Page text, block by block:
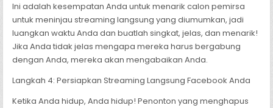
Ini adalah kesempatan Anda untuk menarik calon pemirsa
untuk meninjau streaming langsung yang diumumkan, jadi
luangkan waktu Anda dan buatlah singkat, jelas, dan menarik!
Jika Anda tidak jelas mengapa mereka harus bergabung
dengan Anda, mereka akan mengabaikan Anda.
Langkah 4: Persiapkan Streaming Langsung Facebook Anda
Ketika Anda hidup, Anda hidup! Penonton yang menghapus